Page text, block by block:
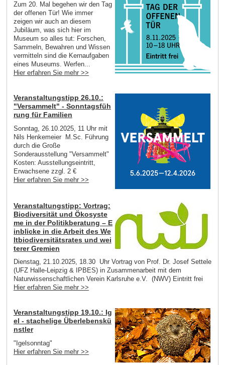
Zum 20. Mal begehen wir den Tag
der offenen Tür! Wie immer
zeigen wir auch an diesem
Jubiläum, was sich hier im
Museum so alles tut: Forschen,
Sammeln, Bewahren und Wissen
vermitteln sind die Kernaufgaben
eines Museums. Werfen...
Hier erfahren Sie mehr >>
Veranstaltungstipp 26.10.:
"Versammelt" - Sonntagsfüh
rung für Familien
Sonntag, 26.10.2025, 11 Uhr mit
Nils Henkemeier M.Sc. Führung
durch die Große
Sonderausstellung "Versammelt"
Kosten: Ausstellungseintritt,
Erwachsene zzgl. 2 €
Hier erfahren Sie mehr >>
Veranstaltungstipp: Vortrag:
Biodiversität und Ökosyste
me in der Politikberatung – E
inblicke in die Arbeit des We
ltbiodiversitätsrates und wei
terer Gremien
Dienstag, 21.10.2025, 18.30 Uhr Vortrag von Prof. Dr. Josef Settele
(UFZ Halle-Leipzig & IPBES) in Zusammenarbeit mit dem
Naturwissenschaftlichen Verein Karlsruhe e.V. (NWV) Eintritt frei
Hier erfahren Sie mehr >>
Veranstaltungstipp 19.10.: Ig
el - stachelige Überlebenskü
nstler
"Igelsonntag"
Hier erfahren Sie mehr >>